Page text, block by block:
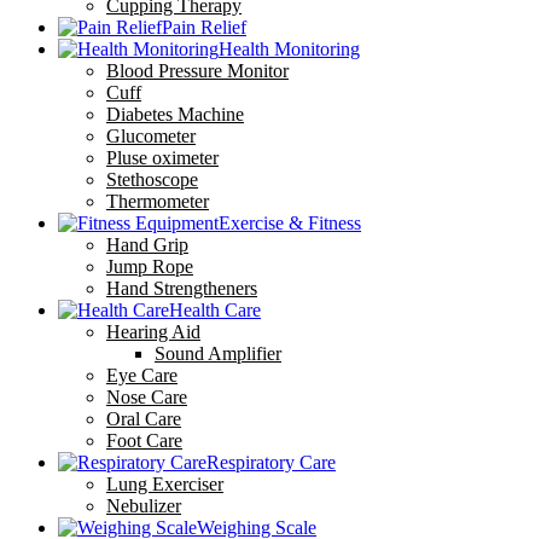
Cupping Therapy
Pain Relief
Health Monitoring
Blood Pressure Monitor
Cuff
Diabetes Machine
Glucometer
Pluse oximeter
Stethoscope
Thermometer
Exercise & Fitness
Hand Grip
Jump Rope
Hand Strengtheners
Health Care
Hearing Aid
Sound Amplifier
Eye Care
Nose Care
Oral Care
Foot Care
Respiratory Care
Lung Exerciser
Nebulizer
Weighing Scale